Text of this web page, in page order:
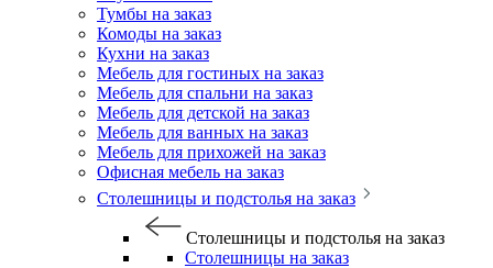
Тумбы на заказ
Комоды на заказ
Кухни на заказ
Мебель для гостиных на заказ
Мебель для спальни на заказ
Мебель для детской на заказ
Мебель для ванных на заказ
Мебель для прихожей на заказ
Офисная мебель на заказ
Столешницы и подстолья на заказ
Столешницы и подстолья на заказ
Столешницы на заказ